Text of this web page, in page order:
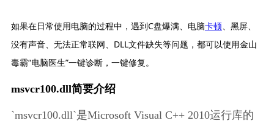
如果在日常使用电脑的过程中，遇到C盘爆满、电脑卡顿、黑屏、
没有声音、无法正常联网、DLL文件缺失等问题，都可以使用金山
毒霸“电脑医生”一键诊断，一键修复。
msvcr100.dll简要介绍
`msvcr100.dll`是Microsoft Visual C++ 2010运行库的